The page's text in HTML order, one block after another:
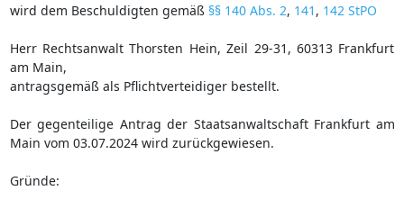
wird dem Beschuldigten gemäß §§ 140 Abs. 2, 141 , 142 StPO
Herr Rechtsanwalt Thorsten Hein, Zeil 29-31, 60313 Frankfurt
am Main,
antragsgemäß als Pflichtverteidiger bestellt.
Der gegenteilige Antrag der Staatsanwaltschaft Frankfurt am
Main vom 03.07.2024 wird zurückgewiesen.
Gründe: